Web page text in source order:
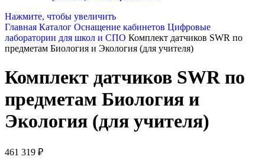
Нажмите, чтобы увеличить
Главная Каталог Оснащение кабинетов Цифровые
лаборатории для школ и СПО Комплект датчиков SWR по
предметам Биология и Экология (для учителя)
Комплект датчиков SWR по
предметам Биология и
Экология (для учителя)
461 319 ₽